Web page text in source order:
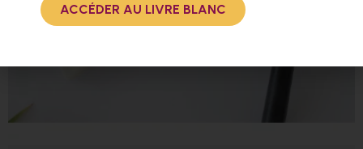
ACCÉDER AU LIVRE BLANC